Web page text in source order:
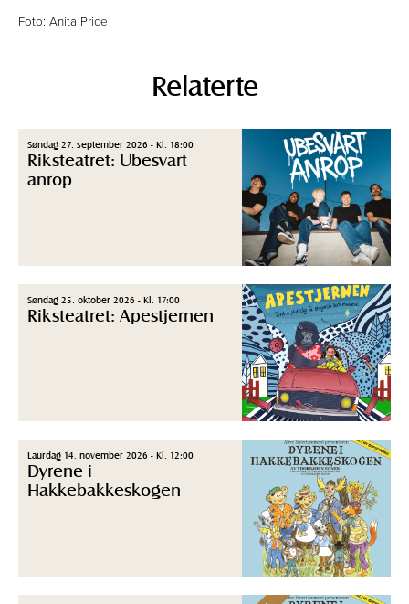
Foto: Anita Price
Relaterte
Søndag 27. september 2026 - Kl. 18:00
Riksteatret: Ubesvart
anrop
Søndag 25. oktober 2026 - Kl. 17:00
Riksteatret: Apestjernen
Laurdag 14. november 2026 - Kl. 12:00
Dyrene i
Hakkebakkeskogen